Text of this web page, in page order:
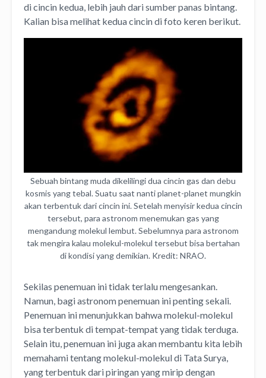
di cincin kedua, lebih jauh dari sumber panas bintang.
Kalian bisa melihat kedua cincin di foto keren berikut.
Sebuah bintang muda dikelilingi dua cincin gas dan debu
kosmis yang tebal. Suatu saat nanti planet-planet mungkin
akan terbentuk dari cincin ini. Setelah menyisir kedua cincin
tersebut, para astronom menemukan gas yang
mengandung molekul lembut. Sebelumnya para astronom
tak mengira kalau molekul-molekul tersebut bisa bertahan
di kondisi yang demikian. Kredit: NRAO.
Sekilas penemuan ini tidak terlalu mengesankan.
Namun, bagi astronom penemuan ini penting sekali.
Penemuan ini menunjukkan bahwa molekul-molekul
bisa terbentuk di tempat-tempat yang tidak terduga.
Selain itu, penemuan ini juga akan membantu kita lebih
memahami tentang molekul-molekul di Tata Surya,
yang terbentuk dari piringan yang mirip dengan